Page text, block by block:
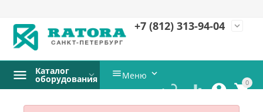
+7 (812) 313-94-04 expand_more
0


 
Каталог
оборудования Меню 